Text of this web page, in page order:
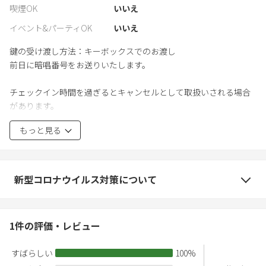
喫煙OK
いいえ
イベント&パーティOK
いいえ
鍵の受け渡し方法：キーボックスでのお渡し
前日に暗唱番号をお送りいたします。
チェックイン時間を過ぎるとキャンセルとして取扱いされる場合
があります。
遅れる場合は必ず宿泊施設に連絡してください。
もっと見る
新型コロナウイルス対策について
1件の評価・レビュー
すばらしい 100%